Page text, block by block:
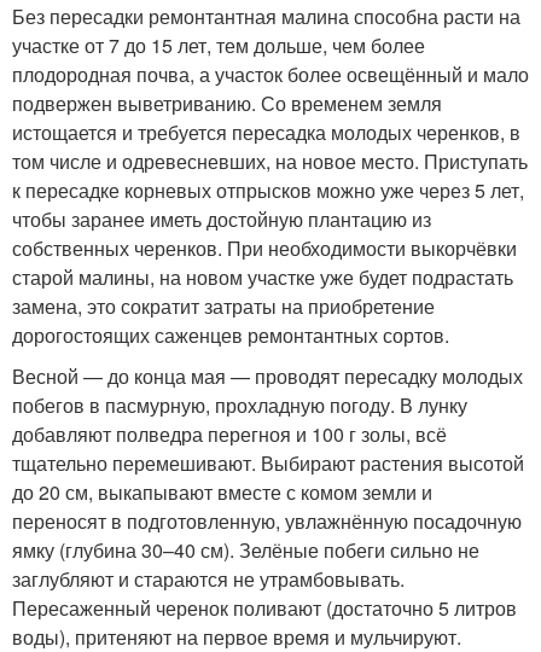
Без пересадки ремонтантная малина способна расти на
участке от 7 до 15 лет, тем дольше, чем более
плодородная почва, а участок более освещённый и мало
подвержен выветриванию. Со временем земля
истощается и требуется пересадка молодых черенков, в
том числе и одревесневших, на новое место. Приступать
к пересадке корневых отпрысков можно уже через 5 лет,
чтобы заранее иметь достойную плантацию из
собственных черенков. При необходимости выкорчёвки
старой малины, на новом участке уже будет подрастать
замена, это сократит затраты на приобретение
дорогостоящих саженцев ремонтантных сортов.
Весной — до конца мая — проводят пересадку молодых
побегов в пасмурную, прохладную погоду. В лунку
добавляют полведра перегноя и 100 г золы, всё
тщательно перемешивают. Выбирают растения высотой
до 20 см, выкапывают вместе с комом земли и
переносят в подготовленную, увлажнённую посадочную
ямку (глубина 30–40 см). Зелёные побеги сильно не
заглубляют и стараются не утрамбовывать.
Пересаженный черенок поливают (достаточно 5 литров
воды), притеняют на первое время и мульчируют.